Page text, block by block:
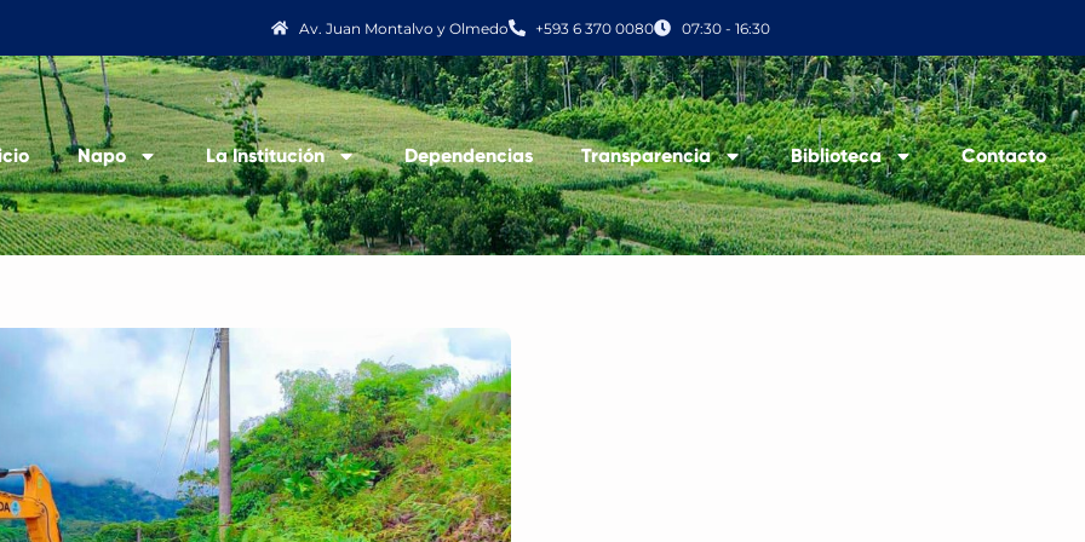
Av. Juan Montalvo y Olmedo +593 6 370 0080 07:30 - 16:30
Napo La Institución Dependencias Transparencia Biblioteca Contacto